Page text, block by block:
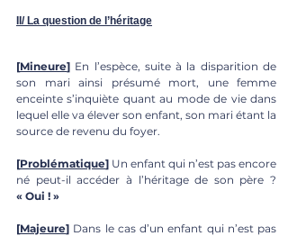
II/ La question de l’héritage
[Mineure] En l’espèce, suite à la disparition de
son mari ainsi présumé mort, une femme
enceinte s’inquiète quant au mode de vie dans
lequel elle va élever son enfant, son mari étant la
source de revenu du foyer.
[Problématique] Un enfant qui n’est pas encore
« Oui ! »
[Majeure] Dans le cas d’un enfant qui n’est pas